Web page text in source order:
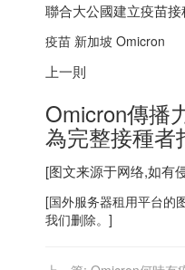
聯合大公國建立疫苗接
疫苗 新加坡 Omicron
上一則
Omicron傳播
為完整接種者
[图文来源于网络,如有
[国外服务器租用平台的
我们删除。]